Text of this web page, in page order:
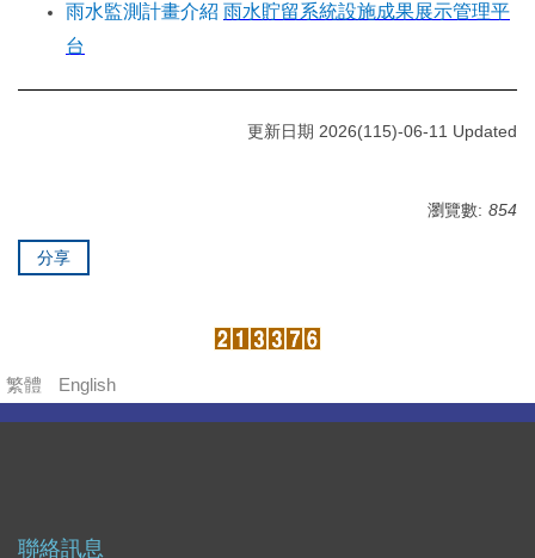
雨水監測計畫介紹 雨水貯留系統設施成果展示管理平
台
更新日期 2026(115)-06-11 Updated
瀏覽數: 854
分享
繁體 English
聯絡訊息